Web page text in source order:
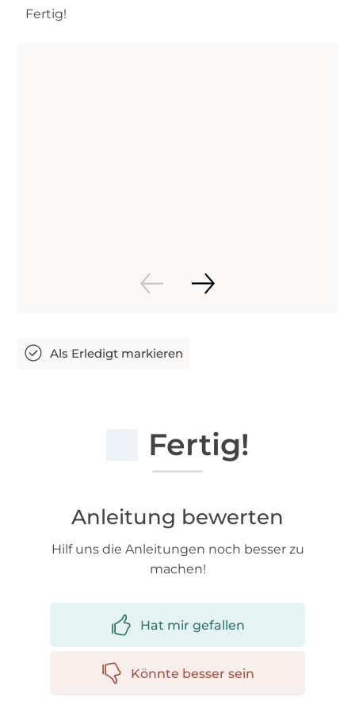
Fertig!
Fertig!
Anleitung bewerten
Hilf uns die Anleitungen noch besser zu
machen!
Hat mir gefallen
Könnte besser sein